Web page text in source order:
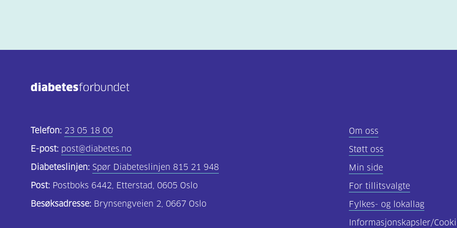
Telefon: 23 05 18 00
E-post: post@diabetes.no
Diabeteslinjen: Spør Diabeteslinjen 815 21 948
Post: Postboks 6442, Etterstad, 0605 Oslo
Besøksadresse: Brynsengveien 2, 0667 Oslo
Om oss
Støtt oss
Min side
For tillitsvalgte
Fylkes- og lokallag
Informasjonskapsler/